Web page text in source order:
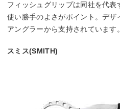
フィッシュグリップは同社を代表
使い勝手のよさがポイント。デ
アングラーから支持されています。
スミス(SMITH)